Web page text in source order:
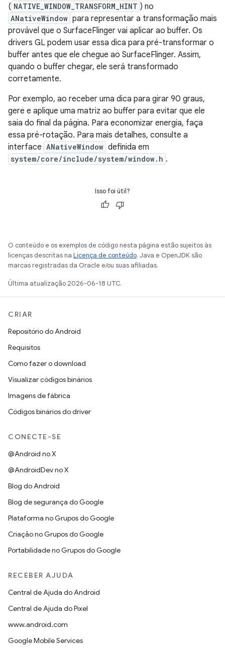
( NATIVE_WINDOW_TRANSFORM_HINT ) no
ANativeWindow para representar a transformação mais
provável que o SurfaceFlinger vai aplicar ao buffer. Os
drivers GL podem usar essa dica para pré-transformar o
buffer antes que ele chegue ao SurfaceFlinger. Assim,
quando o buffer chegar, ele será transformado
corretamente.
Por exemplo, ao receber uma dica para girar 90 graus,
gere e aplique uma matriz ao buffer para evitar que ele
saia do final da página. Para economizar energia, faça
essa pré-rotação. Para mais detalhes, consulte a
interface ANativeWindow definida em
system/core/include/system/window.h .
Isso foi útil?
O conteúdo e os exemplos de código nesta página estão sujeitos às
licenças descritas na Licença de conteúdo. Java e OpenJDK são
marcas registradas da Oracle e/ou suas afiliadas.
Última atualização 2026-06-18 UTC.
CRIAR
Repositório do Android
Requisitos
Como fazer o download
Visualizar códigos binários
Imagens de fábrica
Códigos binários do driver
CONECTE-SE
@Android no X
@AndroidDev no X
Blog do Android
Blog de segurança do Google
Plataforma no Grupos do Google
Criação no Grupos do Google
Portabilidade no Grupos do Google
RECEBER AJUDA
Central de Ajuda do Android
Central de Ajuda do Pixel
www.android.com
Google Mobile Services